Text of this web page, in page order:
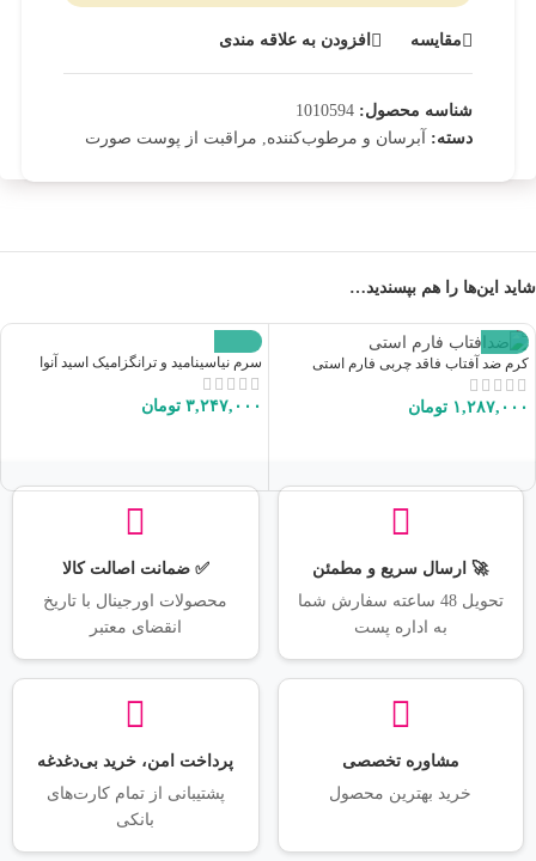
مقایسه افزودن به علاقه مندی
شناسه محصول: 1010594
دسته: آبرسان و مرطوب‌کننده, مراقبت از پوست صورت
شاید این‌ها را هم بپسندید…
کرم ضد آفتاب فاقد چربی فارم استی
۱,۲۸۷,۰۰۰ تومان
سرم نیاسینامید و ترانگزامیک اسید آنوا
۳,۲۴۷,۰۰۰ تومان
🚀 ارسال سریع و مطمئن
تحویل 48 ساعته سفارش شما
به اداره پست
✅ ضمانت اصالت کالا
محصولات اورجینال با تاریخ
انقضای معتبر
مشاوره تخصصی
خرید بهترین محصول
پرداخت امن، خرید بی‌دغدغه
پشتیبانی از تمام کارت‌های
بانکی